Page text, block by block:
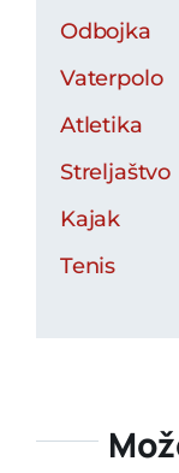
Odbojka
Vaterpolo
Atletika
Streljaštvo
Kajak
Tenis